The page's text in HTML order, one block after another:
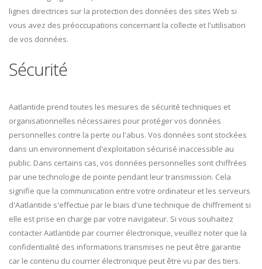
lignes directrices sur la protection des données des sites Web si
vous avez des préoccupations concernant la collecte et l'utilisation
de vos données.
Sécurité
Aatlantide prend toutes les mesures de sécurité techniques et
organisationnelles nécessaires pour protéger vos données
personnelles contre la perte ou l'abus. Vos données sont stockées
dans un environnement d'exploitation sécurisé inaccessible au
public. Dans certains cas, vos données personnelles sont chiffrées
par une technologie de pointe pendant leur transmission. Cela
signifie que la communication entre votre ordinateur et les serveurs
d'Aatlantide s'effectue par le biais d'une technique de chiffrement si
elle est prise en charge par votre navigateur. Si vous souhaitez
contacter Aatlantide par courrier électronique, veuillez noter que la
confidentialité des informations transmises ne peut être garantie
car le contenu du courrier électronique peut être vu par des tiers.